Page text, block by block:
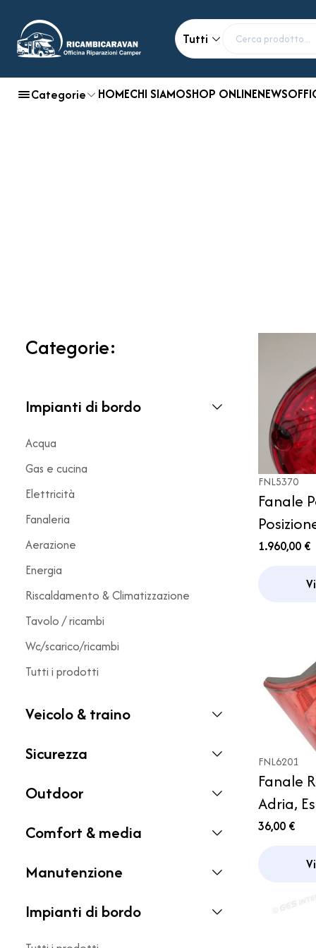
Tutti
Categorie HOMECHI SIAMOSHOP ONLINENEWS
Categorie:
Impianti di bordo
Acqua
Gas e cucina
Elettricità
Fanaleria
Aerazione
Energia
Riscaldamento & Climatizzazione
Tavolo / ricambi
Wc/scarico/ricambi
Tutti i prodotti
Veicolo & traino
Sicurezza
Outdoor
Comfort & media
Manutenzione
Impianti di bordo
FNL5370
Fanale
Arca CI
1.960,00 €
FNL6201
Fanale
Adria,
SEA,
36,00 €